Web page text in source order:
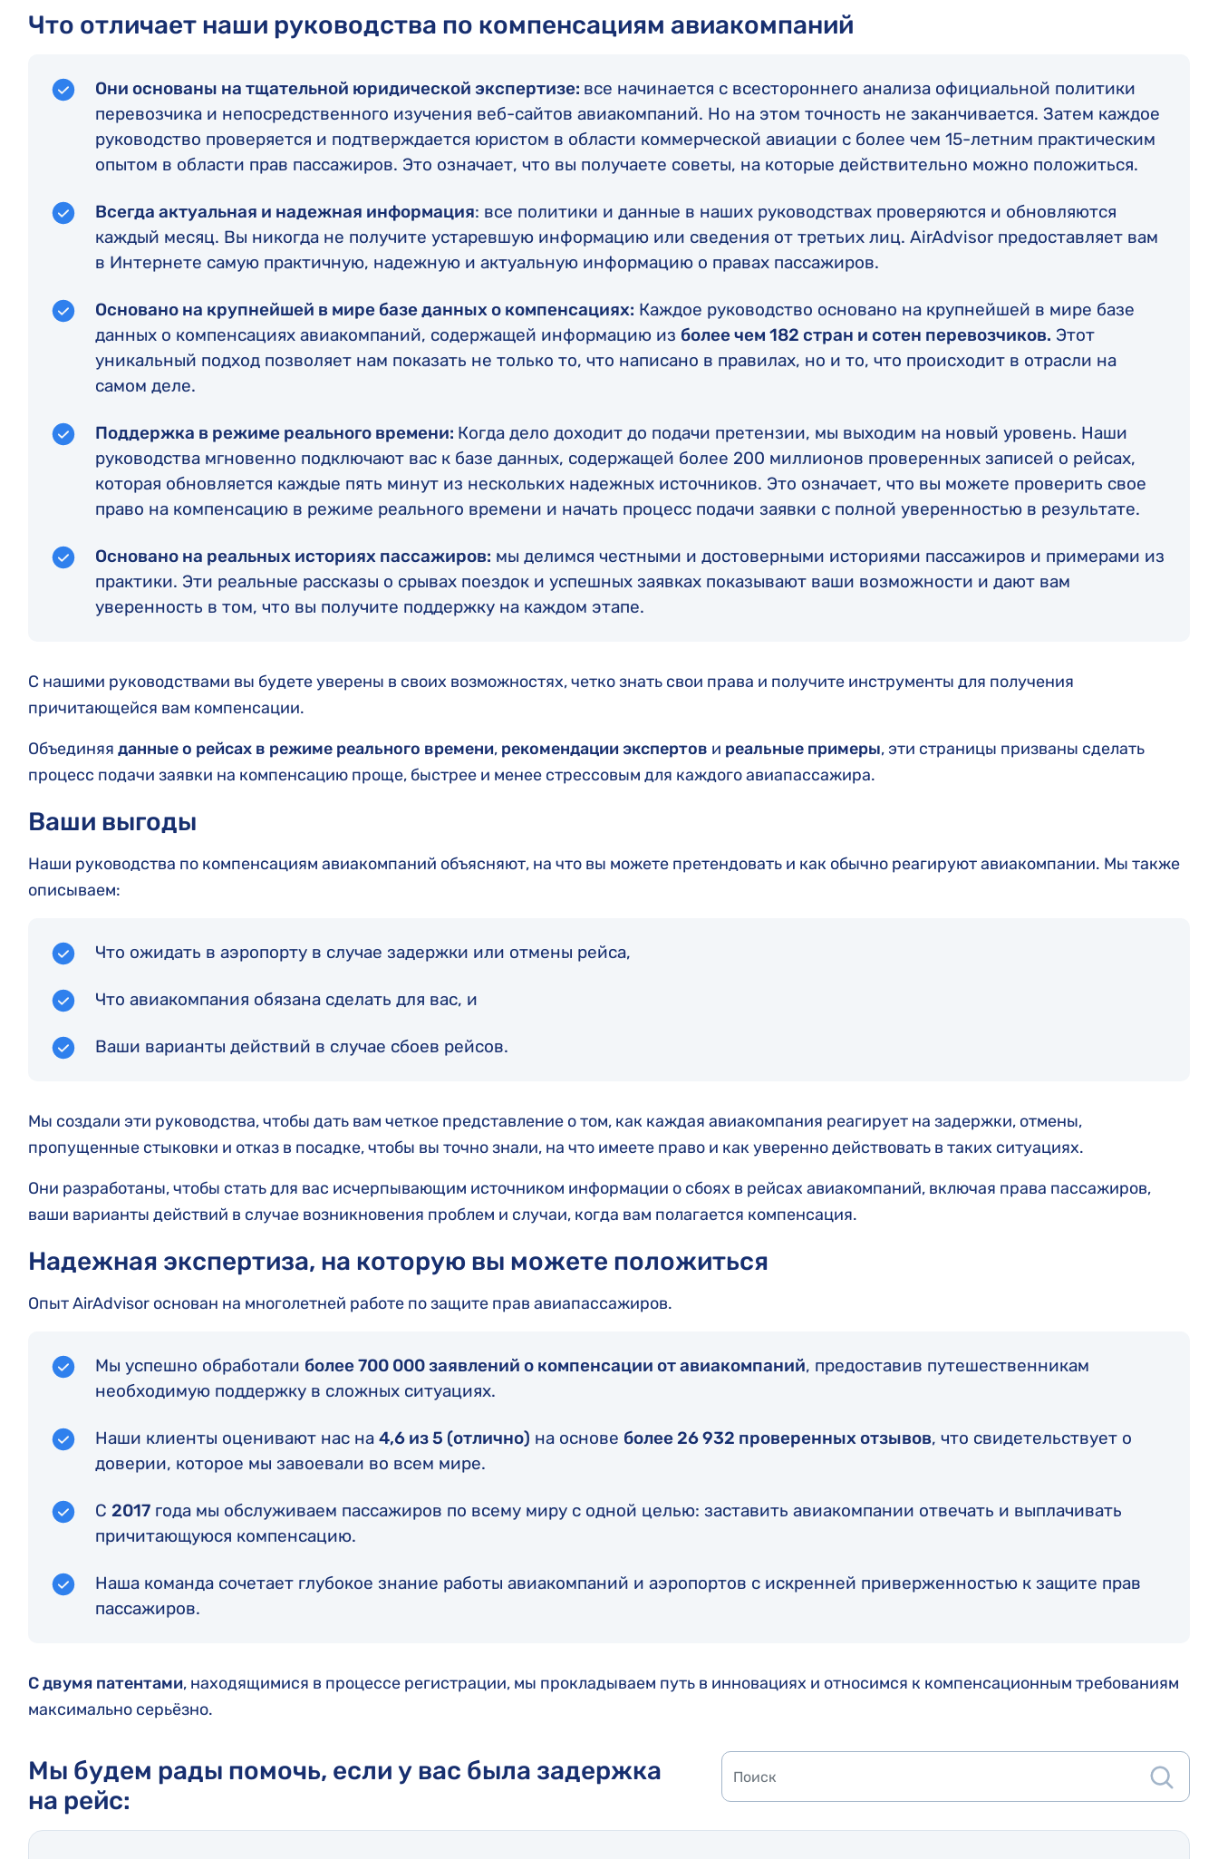
Компенсация HiSky
Компенсация Turkish Airlines
Компенсация easyJet
Что отличает наши руководства по компенсациям авиакомпаний
Они основаны на тщательной юридической экспертизе: все начинается с всестороннего анализа официальной политики
перевозчика и непосредственного изучения веб-сайтов авиакомпаний. Но на этом точность не заканчивается. Затем каждое
руководство проверяется и подтверждается юристом в области коммерческой авиации с более чем 15-летним практическим
опытом в области прав пассажиров. Это означает, что вы получаете советы, на которые действительно можно положиться.
Всегда актуальная и надежная информация: все политики и данные в наших руководствах проверяются и обновляются
каждый месяц. Вы никогда не получите устаревшую информацию или сведения от третьих лиц. AirAdvisor предоставляет вам
в Интернете самую практичную, надежную и актуальную информацию о правах пассажиров.
Основано на крупнейшей в мире базе данных о компенсациях: Каждое руководство основано на крупнейшей в мире базе
данных о компенсациях авиакомпаний, содержащей информацию из более чем 182 стран и сотен перевозчиков. Этот
уникальный подход позволяет нам показать не только то, что написано в правилах, но и то, что происходит в отрасли на
самом деле.
Поддержка в режиме реального времени: Когда дело доходит до подачи претензии, мы выходим на новый уровень. Наши
руководства мгновенно подключают вас к базе данных, содержащей более 200 миллионов проверенных записей о рейсах,
которая обновляется каждые пять минут из нескольких надежных источников. Это означает, что вы можете проверить свое
право на компенсацию в режиме реального времени и начать процесс подачи заявки с полной уверенностью в результате.
Основано на реальных историях пассажиров: мы делимся честными и достоверными историями пассажиров и примерами из
практики. Эти реальные рассказы о срывах поездок и успешных заявках показывают ваши возможности и дают вам
уверенность в том, что вы получите поддержку на каждом этапе.
С нашими руководствами вы будете уверены в своих возможностях, четко знать свои права и получите инструменты для получения
причитающейся вам компенсации.
Объединяя данные о рейсах в режиме реального времени, рекомендации экспертов и реальные примеры, эти страницы призваны сделать
процесс подачи заявки на компенсацию проще, быстрее и менее стрессовым для каждого авиапассажира.
Ваши выгоды
Наши руководства по компенсациям авиакомпаний объясняют, на что вы можете претендовать и как обычно реагируют авиакомпании. Мы также
описываем:
Что ожидать в аэропорту в случае задержки или отмены рейса,
Что авиакомпания обязана сделать для вас, и
Ваши варианты действий в случае сбоев рейсов.
Мы создали эти руководства, чтобы дать вам четкое представление о том, как каждая авиакомпания реагирует на задержки, отмены,
пропущенные стыковки и отказ в посадке, чтобы вы точно знали, на что имеете право и как уверенно действовать в таких ситуациях.
Они разработаны, чтобы стать для вас исчерпывающим источником информации о сбоях в рейсах авиакомпаний, включая права пассажиров,
ваши варианты действий в случае возникновения проблем и случаи, когда вам полагается компенсация.
Надежная экспертиза, на которую вы можете положиться
Опыт AirAdvisor основан на многолетней работе по защите прав авиапассажиров.
Мы успешно обработали более 700 000 заявлений о компенсации от авиакомпаний, предоставив путешественникам
необходимую поддержку в сложных ситуациях.
Наши клиенты оценивают нас на 4,6 из 5 (отлично) на основе более 26 932 проверенных отзывов, что свидетельствует о
доверии, которое мы завоевали во всем мире.
С 2017 года мы обслуживаем пассажиров по всему миру с одной целью: заставить авиакомпании отвечать и выплачивать
причитающуюся компенсацию.
Наша команда сочетает глубокое знание работы авиакомпаний и аэропортов с искренней приверженностью к защите прав
пассажиров.
С двумя патентами, находящимися в процессе регистрации, мы прокладываем путь в инновациях и относимся к компенсационным требованиям
максимально серьёзно.
Мы будем рады помочь, если у вас была задержка
на рейс: